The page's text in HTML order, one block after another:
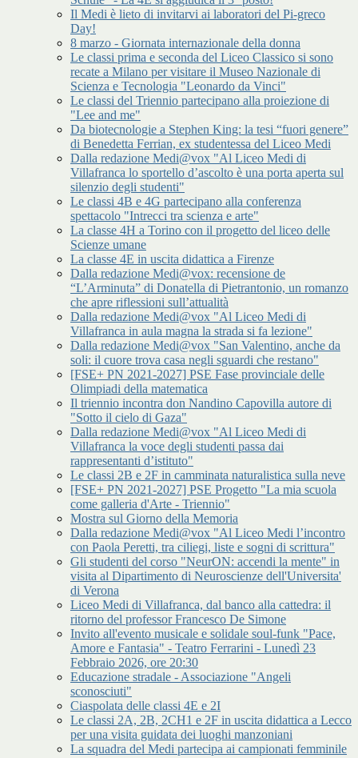
Il Medi è lieto di invitarvi ai laboratori del Pi-greco
Day!
8 marzo - Giornata internazionale della donna
Le classi prima e seconda del Liceo Classico si sono
recate a Milano per visitare il Museo Nazionale di
Scienza e Tecnologia "Leonardo da Vinci"
Le classi del Triennio partecipano alla proiezione di
"Lee and me"
Da biotecnologie a Stephen King: la tesi “fuori genere”
di Benedetta Ferrian, ex studentessa del Liceo Medi
Dalla redazione Medi@vox "Al Liceo Medi di
Villafranca lo sportello d’ascolto è una porta aperta sul
silenzio degli studenti"
Le classi 4B e 4G partecipano alla conferenza
spettacolo "Intrecci tra scienza e arte"
La classe 4H a Torino con il progetto del liceo delle
Scienze umane
La classe 4E in uscita didattica a Firenze
Dalla redazione Medi@vox: recensione de
“L’Arminuta” di Donatella di Pietrantonio, un romanzo
che apre riflessioni sull’attualità
Dalla redazione Medi@vox "Al Liceo Medi di
Villafranca in aula magna la strada si fa lezione"
Dalla redazione Medi@vox "San Valentino, anche da
soli: il cuore trova casa negli sguardi che restano"
[FSE+ PN 2021-2027] PSE Fase provinciale delle
Olimpiadi della matematica
Il triennio incontra don Nandino Capovilla autore di
"Sotto il cielo di Gaza"
Dalla redazione Medi@vox "Al Liceo Medi di
Villafranca la voce degli studenti passa dai
rappresentanti d’istituto"
Le classi 2B e 2F in camminata naturalistica sulla neve
[FSE+ PN 2021-2027] PSE Progetto "La mia scuola
come galleria d'Arte - Triennio"
Mostra sul Giorno della Memoria
Dalla redazione Medi@vox "Al Liceo Medi l’incontro
con Paola Peretti, tra ciliegi, liste e sogni di scrittura"
Gli studenti del corso "NeurON: accendi la mente" in
visita al Dipartimento di Neuroscienze dell'Universita'
di Verona
Liceo Medi di Villafranca, dal banco alla cattedra: il
ritorno del professor Francesco De Simone
Invito all'evento musicale e solidale soul-funk "Pace,
Amore e Fantasia" - Teatro Ferrarini - Lunedì 23
Febbraio 2026, ore 20:30
Educazione stradale - Associazione "Angeli
sconosciuti"
Ciaspolata delle classi 4E e 2I
Le classi 2A, 2B, 2CH1 e 2F in uscita didattica a Lecco
per una visita guidata dei luoghi manzoniani
La squadra del Medi partecipa ai campionati femminile